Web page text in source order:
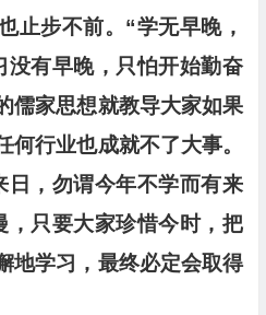
止步不前。“学无早晚，
没有早晚，只怕开始勤奋
儒家思想就教导大家如果
何行业也成就不了大事。
日，勿谓今年不学而有来
，只要大家珍惜今时，把
地学习，最终必定会取得